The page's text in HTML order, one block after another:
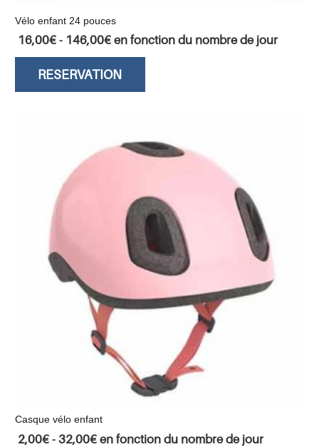
Vélo enfant 24 pouces
16,00€ - 146,00€ en fonction du nombre de jour
RESERVATION
Casque vélo enfant
2,00€ - 32,00€ en fonction du nombre de jour